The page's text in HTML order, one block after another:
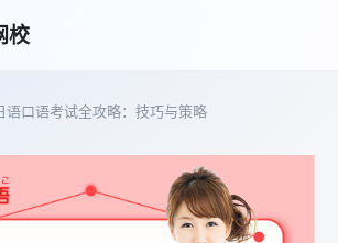
校
语口语考试全攻略：技巧与策略